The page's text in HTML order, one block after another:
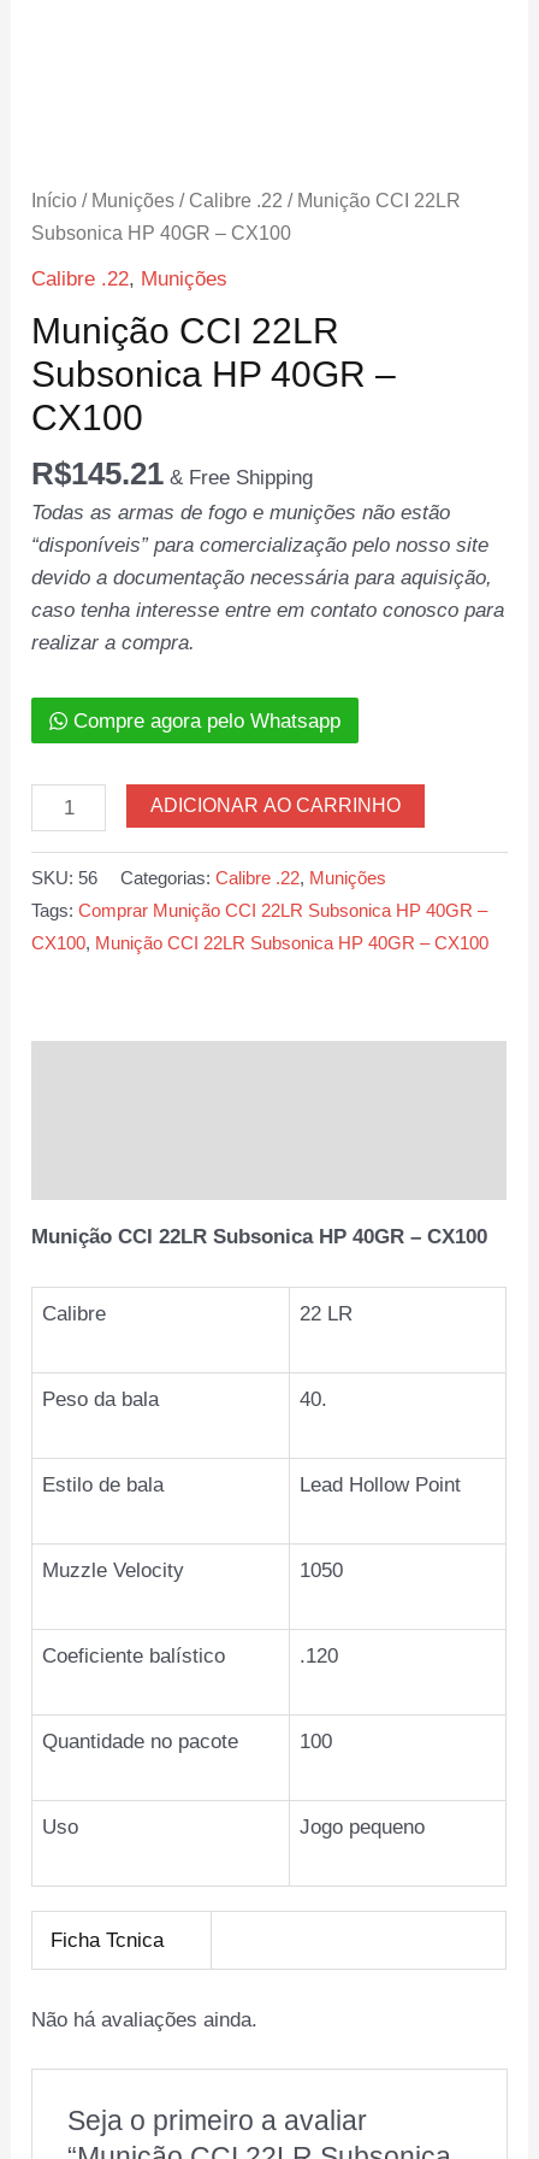
Início / Munições / Calibre .22 / Munição CCI 22LR
Subsonica HP 40GR – CX100
Calibre .22, Munições
Munição CCI 22LR
Subsonica HP 40GR –
CX100
R$145.21 & Free Shipping
Todas as armas de fogo e munições não estão
“disponíveis” para comercialização pelo nosso site
devido a documentação necessária para aquisição,
caso tenha interesse entre em contato conosco para
realizar a compra.
Compre agora pelo Whatsapp
Munição
CCI
ADICIONAR AO CARRINHO
SKU: 56 Categorias:Calibre .22, Munições
Tags:Comprar Munição CCI 22LR Subsonica HP 40GR –
CX100, Munição CCI 22LR Subsonica HP 40GR – CX100
Munição CCI 22LR Subsonica HP 40GR – CX100
Calibre 22 LR
Peso da bala 40.
Estilo de bala Lead Hollow Point
Muzzle Velocity 1050
Coeficiente balístico .120
Quantidade no pacote 100
Uso Jogo pequeno
Ficha Tcnica
Não há avaliações ainda.
Seja o primeiro a avaliar